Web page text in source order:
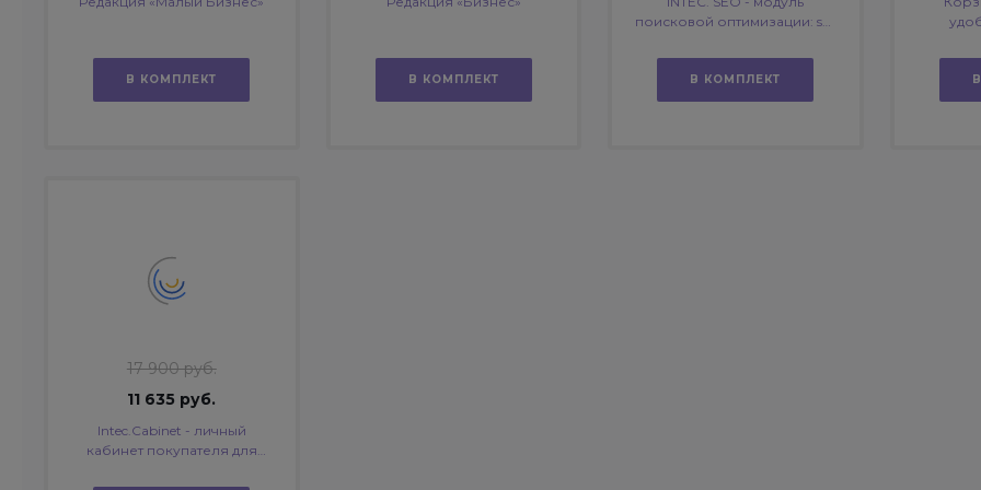
В КОМПЛЕКТ В КОМПЛЕКТ
поисковой оптимизации: seo
текстов, H1, мета-тегов
В КОМПЛЕКТ
17 900 руб.
11 635 руб.
Intec.Cabinet - личный
кабинет покупателя для